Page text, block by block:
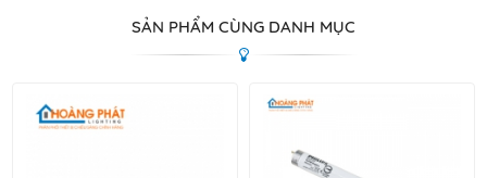
SẢN PHẨM CÙNG DANH MỤC